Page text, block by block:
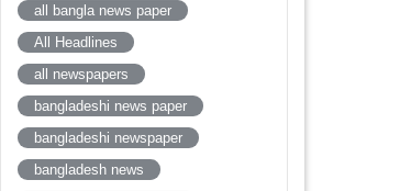
all bangla news paper
All Headlines
all newspapers
bangladeshi news paper
bangladeshi newspaper
bangladesh news